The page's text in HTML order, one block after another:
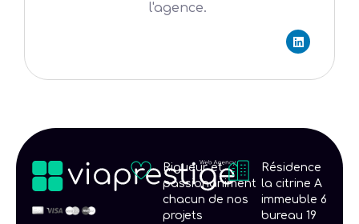
l'agence.
L
i
e
Rigueur et
passionaniment
chacun de nos
projets
Résidence
la citrine A
immeuble 6
bureau 19